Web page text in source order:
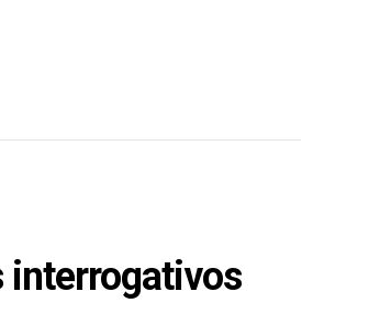
interrogativos